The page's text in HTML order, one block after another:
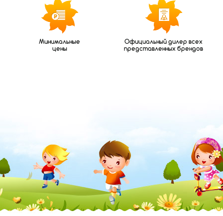
Минимальные
цены
Официальный дилер всех
представленных брендов